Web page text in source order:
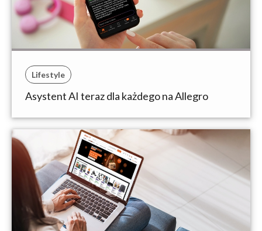
Lifestyle
Asystent AI teraz dla każdego na Allegro